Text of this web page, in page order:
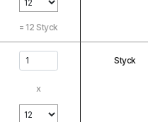
= 12 Styck
x
Styck